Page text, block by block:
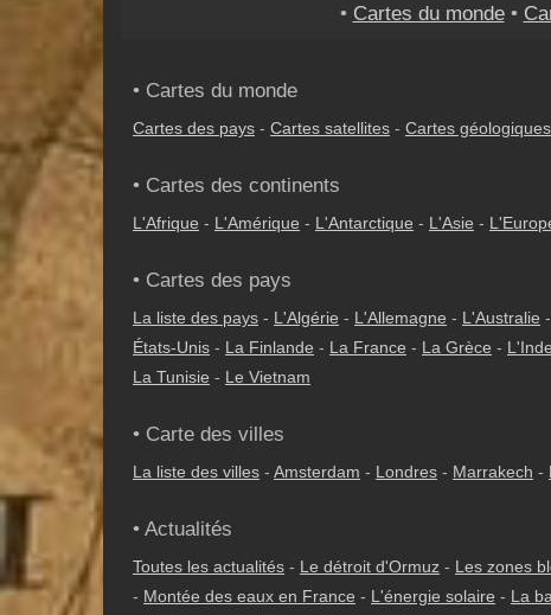
• Cartes du monde•
• Cartes du monde
Cartes des pays - Cartes satellites - Cartes géologiques
• Cartes des continents
L'Afrique - L'Amérique - L'Antarctique - L'Asie -
• Cartes des pays
La liste des pays - L'Algérie - L'Allemagne - L'Australie -
États-Unis - La Finlande - La France - La Grèce - L'Inde
La Tunisie - Le Vietnam
• Carte des villes
La liste des villes - Amsterdam - Londres - Marrakech -
• Actualités
Toutes les actualités - Le détroit d'Ormuz - Les zones
- Montée des eaux en France - L'énergie solaire - La